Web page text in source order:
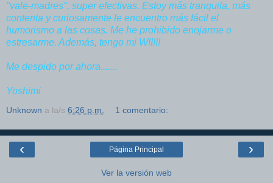
"vale-madres", super efectivas. Estoy más tranquila, más
contenta y curiosamente le encuentro más fácil el
humorismo a las cosas. Me he prohibido enojarme o
estresarme. Además, tengo mi WII!!!
Me despido por ahora.......
Yoshimi
Unknown a la/s 6:26 p.m. 1 comentario:
‹ ›
Página Principal
Ver la versión web